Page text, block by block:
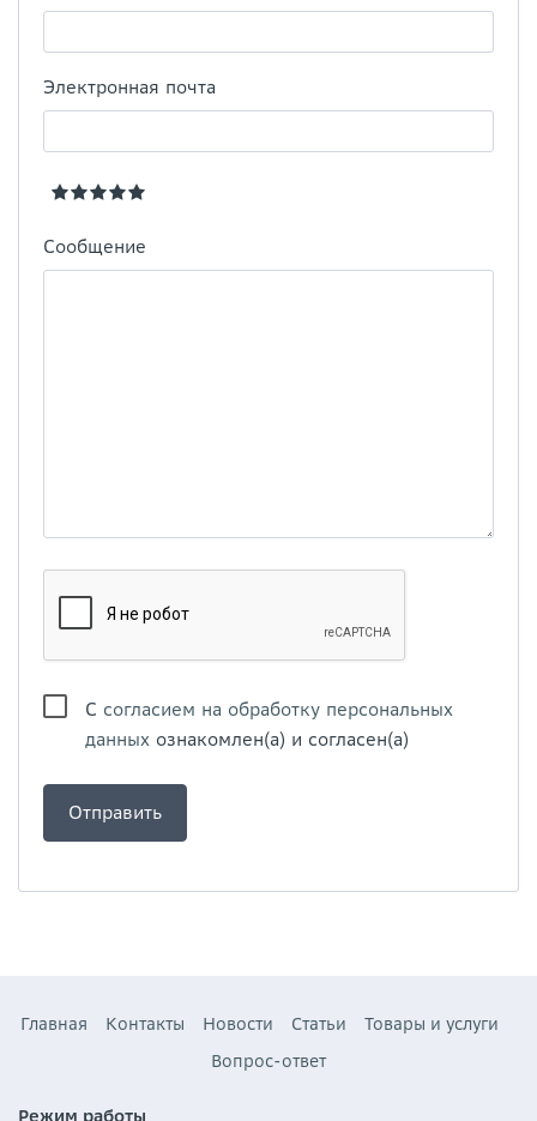
Электронная почта
Сообщение
С согласием на обработку персональных
данных ознакомлен(а) и согласен(а)
Главная Контакты Новости Статьи
Товары и услуги
Вопрос-ответ
Режим работы